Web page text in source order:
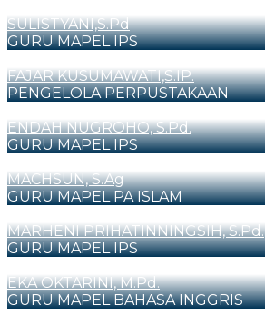
SULISTYANI,S.Pd
GURU MAPEL IPS
FAJAR KUSUMAWATI,S.IP.
PENGELOLA PERPUSTAKAAN
ENDAH NUGROHO, S.Pd.
GURU MAPEL IPS
MACHSUN, S.Ag
GURU MAPEL PA ISLAM
MARHENI PRIHATINNINGSIH, S.Pd.
GURU MAPEL IPS
EKA OKTARINI, M.Pd.
GURU MAPEL BAHASA INGGRIS